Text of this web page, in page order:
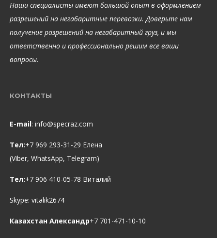
Наши специалисты имеют большой опыт в оформлением
разрешений на негабаритные перевозки. Доверьте нам
получение разрешений на негабаритный груз, и мы
ответственно и профессионально решим все ваши
вопросы.
КОНТАКТЫ
E-mail: info@specraz.com
Тел:+7 969 293-31-29 Елена
(Viber, WhatsApp, Telegram)
Тел:+7 906 410-05-78 Виталий
Skype: vitalik2674
Казахстан Александр+7 701-471-10-10